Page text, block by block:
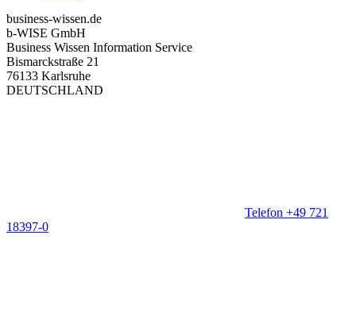
business-wissen.de
b-WISE GmbH
Business Wissen Information Service
Bismarckstraße 21
76133 Karlsruhe
DEUTSCHLAND
Telefon +49 721
18397-0